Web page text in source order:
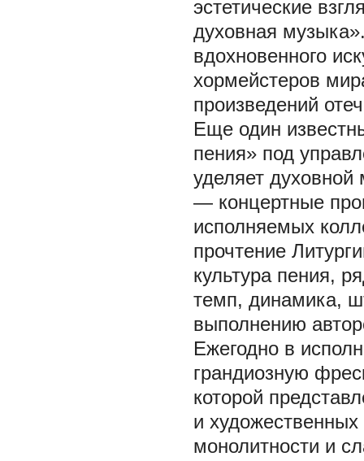
эстетические
духовная
вдохновенного
хормейстеров
произведений
Еще один
пения» под
уделяет
— концертные
исполняемых
прочтение
культура пения,
темп, динамика,
выполнению
Ежегодно в
грандиозную
которой
и
монолитности и